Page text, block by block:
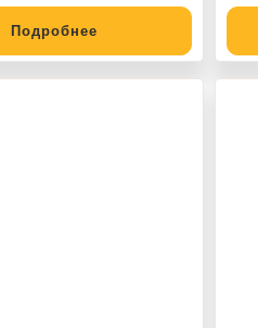
Подробнее